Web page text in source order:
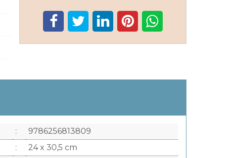
:
9786256813809
:
24 x 30,5 cm